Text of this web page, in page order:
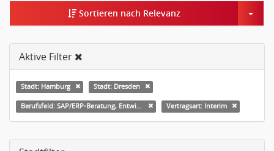
Sortieren nach Relevanz
Aktive Filter
Stadt: Hamburg Stadt: Dresden
Berufsfeld: SAP/ERP-Beratung, Entwicklung Vertragsart: Interim